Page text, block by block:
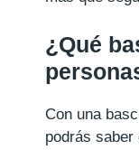
¿Qué
Con una
podrás